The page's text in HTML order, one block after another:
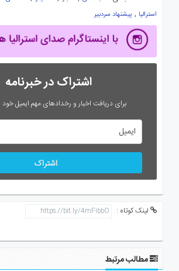
استرالیا , پیشنهاد سردبیر
اشتراک در خبرنامه
برای دریافت اخبار و رخدادهای مهم ایمیل خود
اشتراک
لینک کوتاه :
مطالب مرتبط